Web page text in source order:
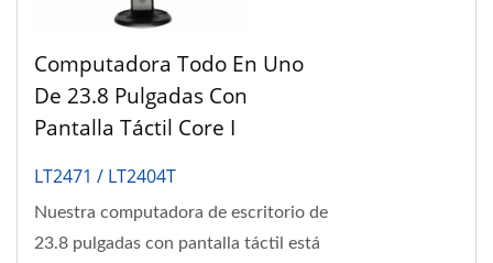
Computadora Todo En Uno
De 23.8 Pulgadas Con
Pantalla Táctil Core I
LT2471 / LT2404T
Nuestra computadora de escritorio de
23.8 pulgadas con pantalla táctil está